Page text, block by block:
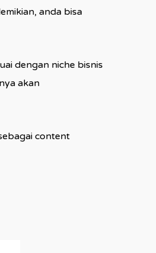
anda bisa
dengan niche bisnis
akan
content